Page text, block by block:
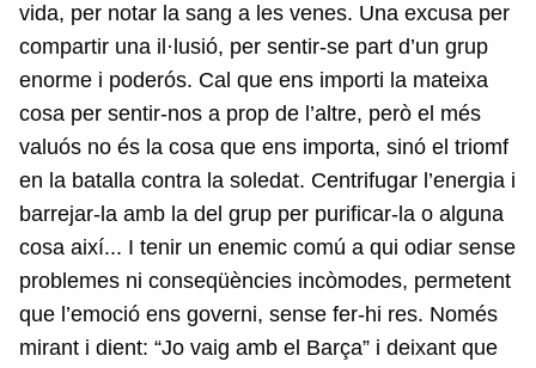
vida, per notar la sang a les venes. Una excusa per
compartir una il·lusió, per sentir-se part d’un grup
enorme i poderós. Cal que ens importi la mateixa
cosa per sentir-nos a prop de l’altre, però el més
valuós no és la cosa que ens importa, sinó el triomf
en la batalla contra la soledat. Centrifugar l’energia i
barrejar-la amb la del grup per purificar-la o alguna
cosa així... I tenir un enemic comú a qui odiar sense
problemes ni conseqüències incòmodes, permetent
que l’emoció ens governi, sense fer-hi res. Només
mirant i dient: “Jo vaig amb el Barça” i deixant que